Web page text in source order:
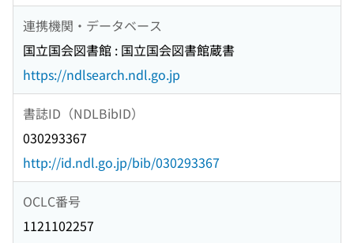
連携機関・データベース
国立国会図書館 : 国立国会図書館蔵書
https://ndlsearch.ndl.go.jp
書誌ID（NDLBibID）
030293367
http://id.ndl.go.jp/bib/030293367
OCLC番号
1121102257